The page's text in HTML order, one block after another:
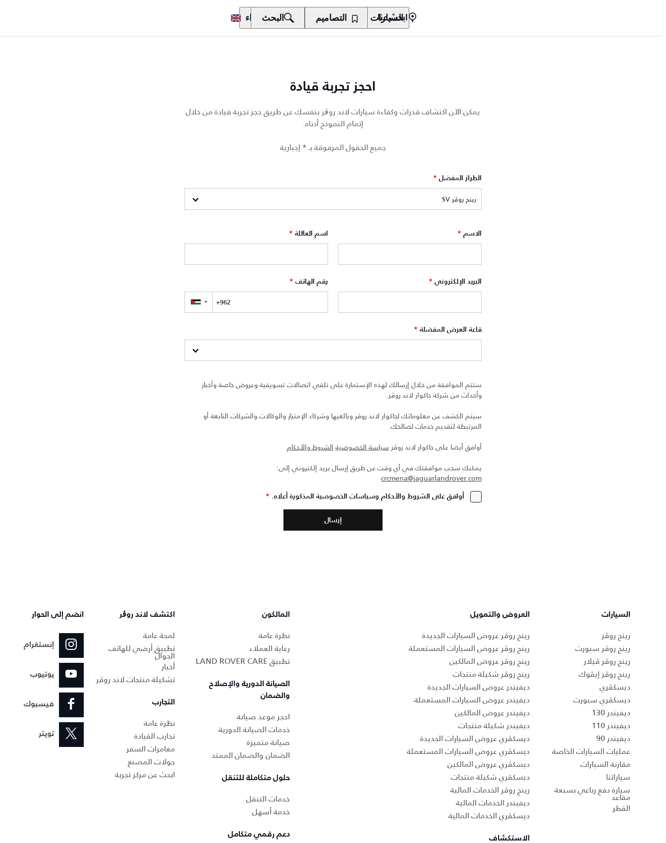
السيارات المالكون الاكتشاف الشراء ابحث عنا التصاميم البحث
احجز تجربة قيادة
يمكن الآن اكتشاف قدرات وكفاءة سيارات لاند روڨر بنفسك عن طريق حجز تجربة قيادة من خلال
إتمام النموذج أدناه.
جميع الحقول المرفوقة بـ * إجبارية
الطراز المفضل *
الاسم * اسم العائلة *
البريد الإلكتروني * رقم الهاتف *
▼
قاعة العرض المفضلة *
ستتم الموافقة من خلال إرسالك لهذه الإستمارة على تلقي اتصالات تسويقية وعروض خاصة وأخبار
وأحداث من شركة جاكوار لاند روڤر.
سيتم الكشف عن معلوماتك لجاكوار لاند روڤر وبائعيها وشركاء الإمتياز والوكالات والشركات التابعة أو
المرتبطة لتقديم خدمات لصالحك.
أوافق أيضا على جاكوار لاند روڤر سياسة الخصوصية الشروط والأحكام
يمكنك سحب موافقتك في أي وقت عن طريق إرسال بريد إلكتروني إلى:
crcmena@jaguarlandrover.com
أوافق على الشروط والأحكام وسياسات الخصوصية المذكورة أعلاه. *
السيارات
رينج روڤر
رينج روڤر سبورت
رينج روڤر ڤيلار
رينج روڤر إيڤوك
ديسكڤري
ديسكڤري سبورت
ديفيندر 130
ديفيندر 110
ديفيندر 90
عمليات السيارات الخاصة
مقارنة السيارات
سياراتنا
سيارة دفع رباعي بسبعة
مقاعد
القطر
العروض والتمويل
رينج روڤر عروض السيارات الجديدة
رينج روڤر عروض السيارات المستعملة
رينج روڤر عروض المالكين
رينج روڤر شكيلة منتجات
ديفيندر عروض السيارات الجديدة
ديفيندر عروض السيارات المستعملة
ديفيندر عروض المالكين
ديفيندر شكيلة منتجات
ديسكڤري عروض السيارات الجديدة
ديسكڤري عروض السيارات المستعملة
ديسكڤري عروض المالكين
ديسكڤري شكيلة منتجات
رينج روڤر الخدمات المالية
ديفيندر الخدمات المالية
ديسكڤري الخدمات المالية
الاستكشاف
المالكون
نظرة عامة
رعاية العملاء
تطبيق LAND ROVER CARE
الصيانة الدورية والإصلاح
والضمان
احجز موعد صيانة
خدمات الصيانة الدورية
صيانة متميزة
الضمان والضمان الممتد
حلول متكاملة للتنقل
خدمات التنقل
خدمة أسهل
دعم رقمي متكامل
اكتشف لاند روڨر
لمحة عامة
تطبيق أرضي للهاتف
الجوال
أخبار
تشكيلة منتجات لاند روڤر
التجارب
نظرة عامة
تجارب القيادة
مغامرات السفر
جولات المصنع
ابحث عن مركز تجربة
انضم إلى الحوار
إنستغرام
يوتيوب
فيسبوك
تويتر